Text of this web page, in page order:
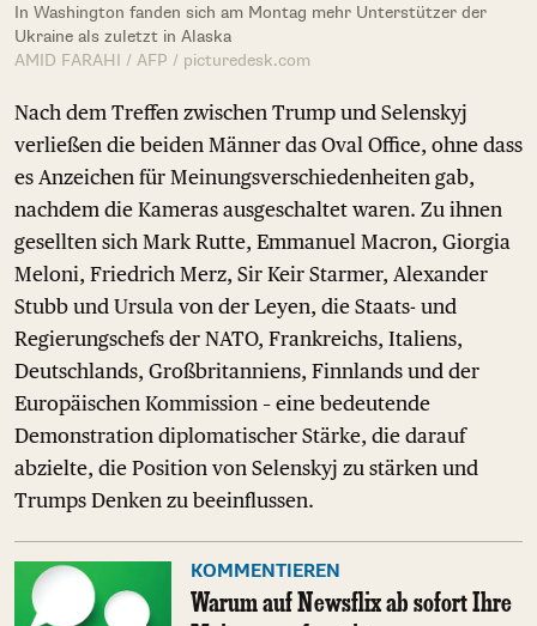
In Washington fanden sich am Montag mehr Unterstützer der
Ukraine als zuletzt in Alaska
AMID FARAHI / AFP / picturedesk.com
Nach dem Treffen zwischen Trump und Selenskyj
verließen die beiden Männer das Oval Office, ohne dass
es Anzeichen für Meinungsverschiedenheiten gab,
nachdem die Kameras ausgeschaltet waren. Zu ihnen
gesellten sich Mark Rutte, Emmanuel Macron, Giorgia
Meloni, Friedrich Merz, Sir Keir Starmer, Alexander
Stubb und Ursula von der Leyen, die Staats- und
Regierungschefs der NATO, Frankreichs, Italiens,
Deutschlands, Großbritanniens, Finnlands und der
Europäischen Kommission – eine bedeutende
Demonstration diplomatischer Stärke, die darauf
abzielte, die Position von Selenskyj zu stärken und
Trumps Denken zu beeinflussen.
KOMMENTIEREN
Warum auf Newsflix ab sofort Ihre